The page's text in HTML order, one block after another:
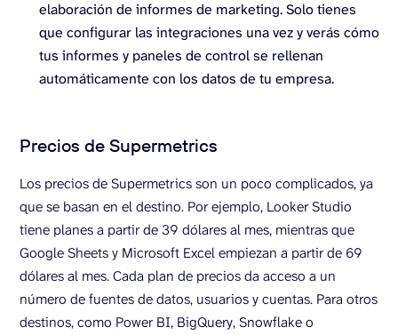
elaboración de informes de marketing. Solo tienes
que configurar las integraciones una vez y verás cómo
tus informes y paneles de control se rellenan
automáticamente con los datos de tu empresa.
Precios de Supermetrics
Los precios de Supermetrics son un poco complicados, ya
que se basan en el destino. Por ejemplo, Looker Studio
tiene planes a partir de 39 dólares al mes, mientras que
Google Sheets y Microsoft Excel empiezan a partir de 69
dólares al mes. Cada plan de precios da acceso a un
número de fuentes de datos, usuarios y cuentas. Para otros
destinos, como Power BI, BigQuery, Snowflake o